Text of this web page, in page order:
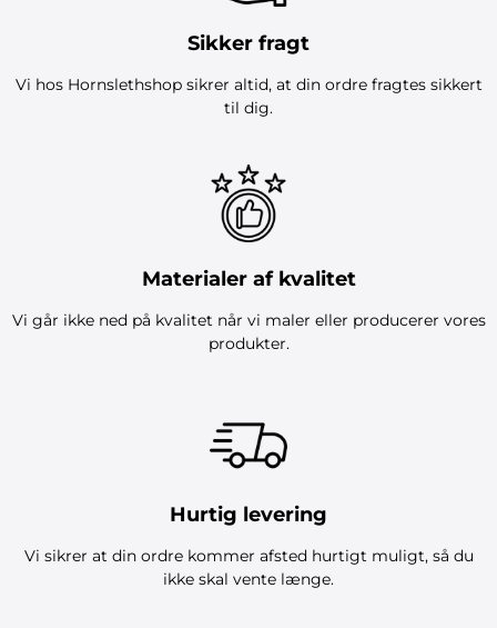
Sikker fragt
Vi hos Hornslethshop sikrer altid, at din ordre fragtes sikkert
til dig.
Materialer af kvalitet
Vi går ikke ned på kvalitet når vi maler eller producerer vores
produkter.
Hurtig levering
Vi sikrer at din ordre kommer afsted hurtigt muligt, så du
ikke skal vente længe.